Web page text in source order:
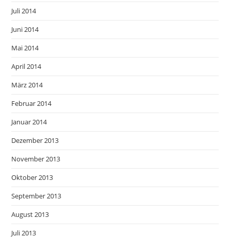
Juli 2014
Juni 2014
Mai 2014
April 2014
März 2014
Februar 2014
Januar 2014
Dezember 2013
November 2013
Oktober 2013
September 2013
August 2013
Juli 2013